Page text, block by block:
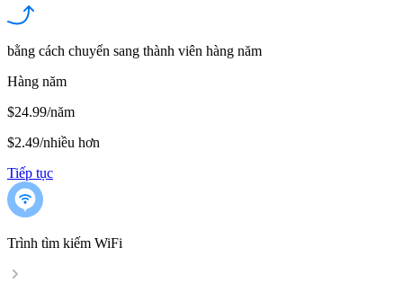
bằng cách chuyển sang thành viên hàng năm
Hàng năm
$24.99/năm
$2.49/nhiều hơn
Tiếp tục
Trình tìm kiếm WiFi